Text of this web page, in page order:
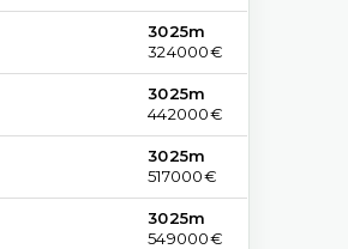
3025m
324000€
3025m
442000€
3025m
517000€
3025m
549000€